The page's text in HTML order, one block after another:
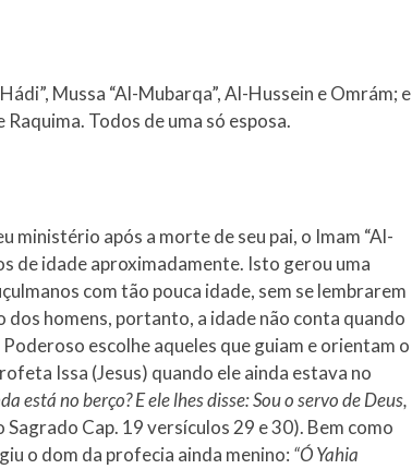
Mussa “Al-Mubarqa”, Al-Hussein e Omrám; e
Todos de uma só esposa.
ministério após a morte de seu pai, o Imam “Al-
de idade aproximadamente. Isto gerou uma
com tão pouca idade, sem se lembrarem
dos homens, portanto, a idade não conta quando
escolhe aqueles que guiam e orientam o
Issa (Jesus) quando ele ainda estava no
está no berço? E ele lhes disse: Sou o servo de Deus,
Sagrado Cap. 19 versículos 29 e 30). Bem como
o dom da profecia ainda menino: “Ó Yahia